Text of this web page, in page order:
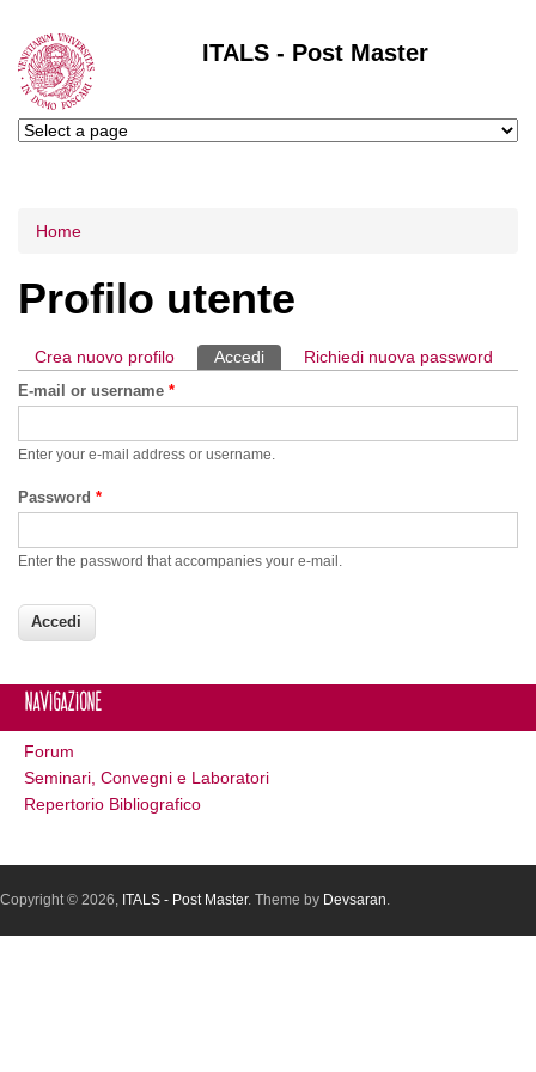
ITALS - Post Master
Tu sei qui
Home
Profilo utente
Schede primarie
Crea nuovo profilo Accedi (scheda attiva)
Richiedi nuova password
E-mail or username *
Enter your e-mail address or username.
Password *
Enter the password that accompanies your e-mail.
Navigazione
Forum
Seminari, Convegni e Laboratori
Repertorio Bibliografico
Copyright © 2026, ITALS - Post Master. Theme by Devsaran.